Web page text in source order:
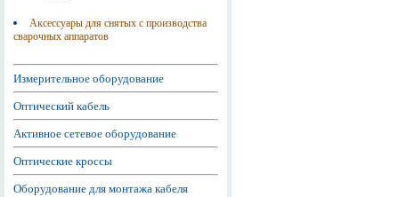
Аксессуары для снятых с производства
сварочных аппаратов
Измерительное оборудование
Оптический кабель
Активное сетевое оборудование
Оптические кроссы
Оборудование для монтажа кабеля